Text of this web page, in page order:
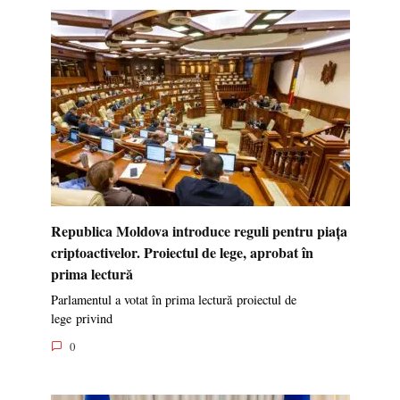
Republica Moldova introduce reguli pentru piața
criptoactivelor. Proiectul de lege, aprobat în
prima lectură
Parlamentul a votat în prima lectură proiectul de
lege privind
0